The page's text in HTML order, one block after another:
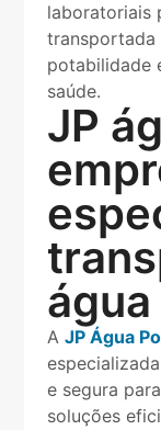
laboratoriais
transportada
potabilidade
saúde.
JP
A JP Água
e segura
soluções